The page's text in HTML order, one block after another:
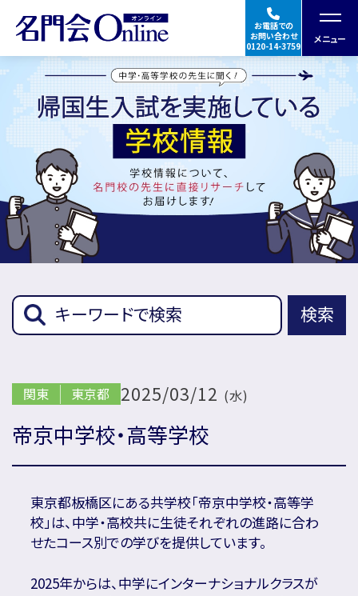
お電話での
お問い合わせ
0120-14-3759
メニュー
授業の特徴・料金
合格実績・体験談
指導講師
★Googleの口コミを見る
イベント
帰国生入試学校
カスタマーハラスメントに対する基本方針
検索
関東 東京都 2025/03/12 (水)
帝京中学校・高等学校
東京都板橋区にある共学校「帝京中学校・高等学
校」は、中学・高校共に生徒それぞれの進路に合わ
せたコース別での学びを提供しています。
2025年からは、中学にインターナショナルクラスが